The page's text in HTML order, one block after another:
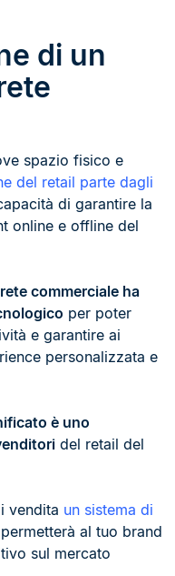
di un
spazio fisico e
del retail parte dagli
di garantire la
online e offline del
commerciale ha
per poter
e garantire ai
personalizzata e
è uno
del retail del
vendita un sistema di
al tuo brand
sul mercato